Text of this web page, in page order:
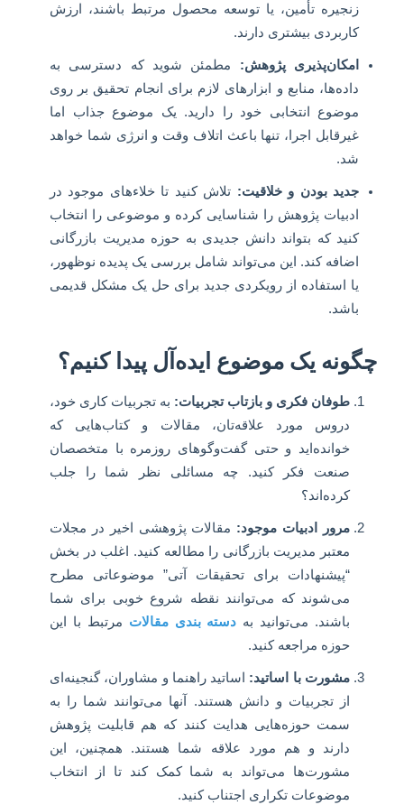
زنجیره تأمین، یا توسعه محصول مرتبط باشند، ارزش
کاربردی بیشتری دارند.
امکان‌پذیری پژوهش: مطمئن شوید که دسترسی به
داده‌ها، منابع و ابزارهای لازم برای انجام تحقیق بر روی
موضوع انتخابی خود را دارید. یک موضوع جذاب اما
غیرقابل اجرا، تنها باعث اتلاف وقت و انرژی شما خواهد
شد.
جدید بودن و خلاقیت: تلاش کنید تا خلاءهای موجود در
ادبیات پژوهش را شناسایی کرده و موضوعی را انتخاب
کنید که بتواند دانش جدیدی به حوزه مدیریت بازرگانی
اضافه کند. این می‌تواند شامل بررسی یک پدیده نوظهور،
یا استفاده از رویکردی جدید برای حل یک مشکل قدیمی
باشد.
چگونه یک موضوع ایده‌آل پیدا کنیم؟
طوفان فکری و بازتاب تجربیات: به تجربیات کاری خود،
دروس مورد علاقه‌تان، مقالات و کتاب‌هایی که
خوانده‌اید و حتی گفت‌وگوهای روزمره با متخصصان
صنعت فکر کنید. چه مسائلی نظر شما را جلب
کرده‌اند؟
مرور ادبیات موجود: مقالات پژوهشی اخیر در مجلات
معتبر مدیریت بازرگانی را مطالعه کنید. اغلب در بخش
“پیشنهادات برای تحقیقات آتی” موضوعاتی مطرح
می‌شوند که می‌توانند نقطه شروع خوبی برای شما
باشند. می‌توانید به دسته بندی مقالات مرتبط با این
حوزه مراجعه کنید.
مشورت با اساتید: اساتید راهنما و مشاوران، گنجینه‌ای
از تجربیات و دانش هستند. آنها می‌توانند شما را به
سمت حوزه‌هایی هدایت کنند که هم قابلیت پژوهش
دارند و هم مورد علاقه شما هستند. همچنین، این
مشورت‌ها می‌تواند به شما کمک کند تا از انتخاب
موضوعات تکراری اجتناب کنید.